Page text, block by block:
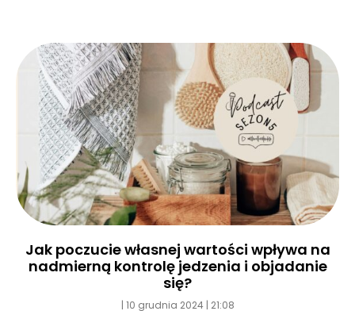
Jak poczucie własnej wartości wpływa na
nadmierną kontrolę jedzenia i objadanie
się?
10 grudnia 2024 21:08